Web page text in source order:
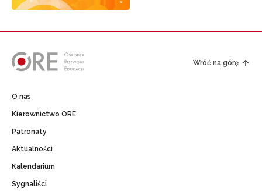
Wróć na górę
O nas
Kierownictwo ORE
Patronaty
Aktualności
Kalendarium
Sygnaliści